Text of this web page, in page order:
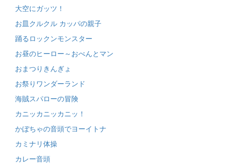
大空にガッツ！
お皿クルクル カッパの親子
踊るロックンモンスター
お昼のヒーロー～おべんとマン
おまつりきんぎょ
お祭りワンダーランド
海賊スパローの冒険
カニッカニッカニッ！
かぼちゃの音頭でヨーイトナ
カミナリ体操
カレー音頭